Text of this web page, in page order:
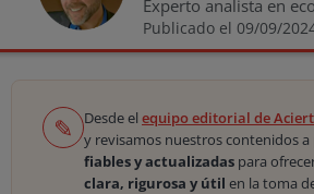
Experto analista en
Publicado el 09/09/
✎ Desde el equipo editorial de
y revisamos nuestros contenidos
fiables y actualizadas para
clara, rigurosa y útil en la toma